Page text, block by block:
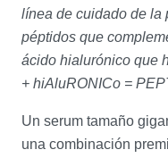
línea de cuidado de la
péptidos que
ácido hialurónico que
+ hiAluRONICo =
Un serum tamaño
una combinación